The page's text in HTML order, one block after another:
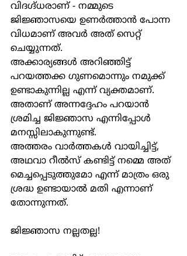
വിദഗ്ദ്ധരാണ് - നമ്മുടെ
ജിജ്ഞാസയെ ഉണർത്താൻ പോന്ന
വിധമാണ് അവർ അത് സെറ്റ്
ചെയ്യുന്നത്.
അക്കാര്യങ്ങൾ അറിഞ്ഞിട്ട്
പറയത്തക്ക ഗുണമൊന്നും നമുക്ക്
ഉണ്ടാകുന്നില്ല എന്ന് വ്യക്തമാണ്.
അതാണ് അന്നദ്ദേഹം പറയാൻ
ശ്രമിച്ച ജിജ്ഞാസ എന്നിപ്പോൾ
മനസ്സിലാകുന്നുണ്ട്.
അത്തരം വാർത്തകൾ വായിച്ചിട്ട്,
അഥവാ റീൽസ് കണ്ടിട്ട് നമ്മെ അത്
മെച്ചപ്പെടുത്തുമോ എന്ന് മാത്രം ഒരു
ശ്രദ്ധ ഉണ്ടായാൽ മതി എന്നാണ്
തോന്നുന്നത്.
ജിജ്ഞാസ നല്ലതല്ല!